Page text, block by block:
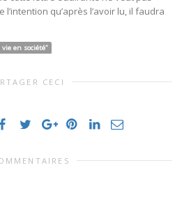
qu’après l’avoir lu, il faudra
vie en société"
CECI